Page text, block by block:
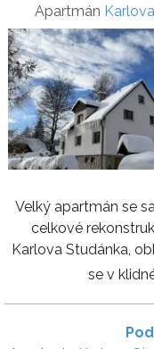
Apartmán
Velký apartmán se
celkové
Karlova Studánka,
se v